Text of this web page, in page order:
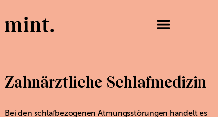
Zahnärztliche Schlafmedizin
Bei den schlafbezogenen Atmungsstörungen handelt es